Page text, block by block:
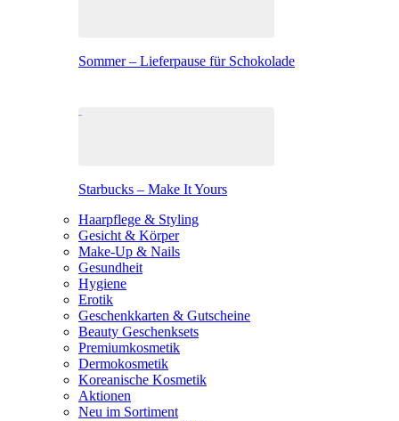
Sommer – Lieferpause für Schokolade
Starbucks – Make It Yours
Haarpflege & Styling
Gesicht & Körper
Make-Up & Nails
Gesundheit
Hygiene
Erotik
Geschenkkarten & Gutscheine
Beauty Geschenksets
Premiumkosmetik
Dermokosmetik
Koreanische Kosmetik
Aktionen
Neu im Sortiment